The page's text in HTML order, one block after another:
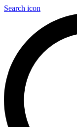
Search icon